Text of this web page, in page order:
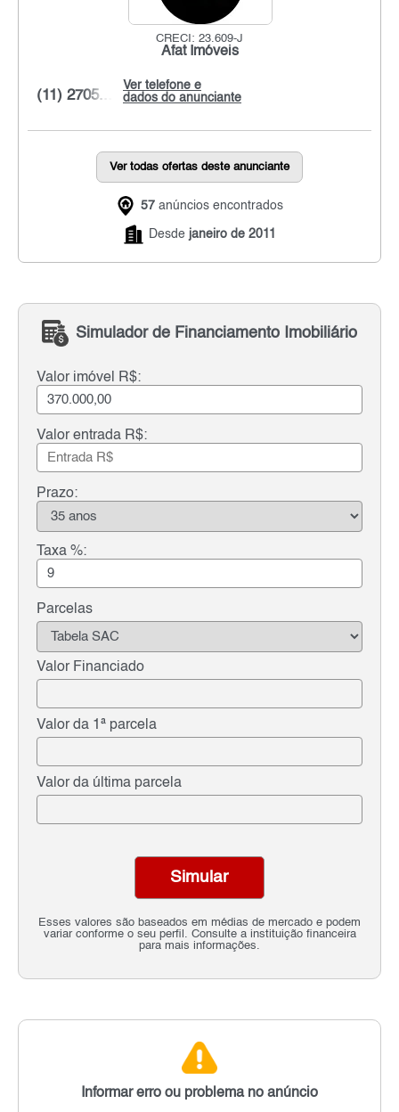
CRECI: 23.609-J
Afat Imóveis
Ver telefone e
dados do anunciante
(11) 2705...
Ver todas ofertas deste anunciante
57 anúncios encontrados
Desde janeiro de 2011
Simulador de Financiamento Imobiliário
Valor imóvel R$:
Valor entrada R$:
Prazo:
Taxa %:
Parcelas
Valor Financiado
Valor da 1ª parcela
Valor da última parcela
Esses valores são baseados em médias de mercado e podem
variar conforme o seu perfil. Consulte a instituição financeira
para mais informações.
Simular
Informar erro ou problema no anúncio